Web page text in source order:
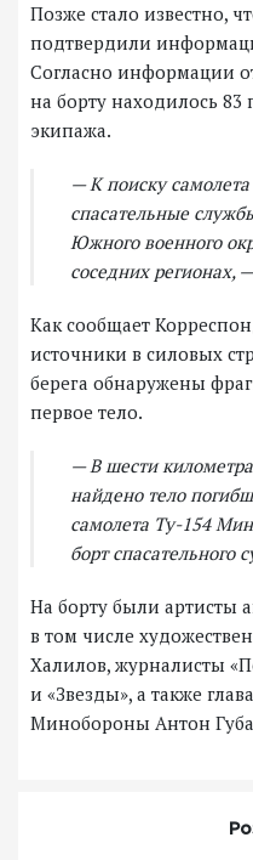
Позже стало известно,
подтвердили
Согласно информации
на борту находилось 83
экипажа.
— К поиску
спасательные
Южного военного
соседних регионах,
Как сообщает
источники в силовых
берега обнаружены
первое тело.
— В шести
найдено тело
самолета Ту-154
борт спасательного
На борту были артисты
в том числе
Халилов, журналисты
и «Звезды», а также
Минобороны Антон